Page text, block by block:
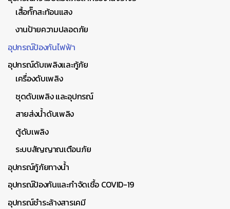
เสื้อกั๊กสะท้อนแสง
งานป้ายความปลอดภัย
อุปกรณ์ป้องกันไฟฟ้า
อุปกรณ์ดับเพลิงและกู้ภัย
เครื่องดับเพลิง
ชุดดับเพลิง และอุปกรณ์
สายส่งน้ำดับเพลิง
ตู้ดับเพลิง
ระบบสัญญาณเตือนภัย
อุปกรณ์กู้ภัยทางน้ำ
อุปกรณ์ป้องกันและกำจัดเชื้อ COVID-19
อุปกรณ์ชำระล้างสารเคมี